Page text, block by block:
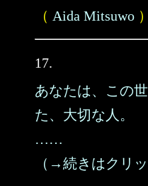
（ Aida Mitsuwo ）
17.
あなたは、この
た、大切な人。
……
（→続きはクリッ